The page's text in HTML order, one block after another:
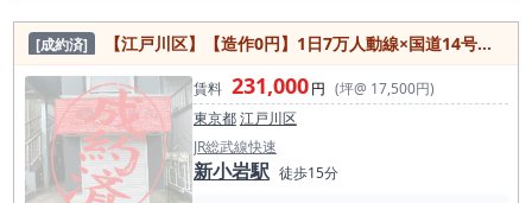
[成約済] 【江戸川区】【造作0円】1日7万人動線×国道14号線 1階路面ラーメン居抜き（約13坪）
賃料 231,000円 (坪@ 17,500円)
東京都江戸川区
JR総武線快速
新小岩駅 徒歩15分